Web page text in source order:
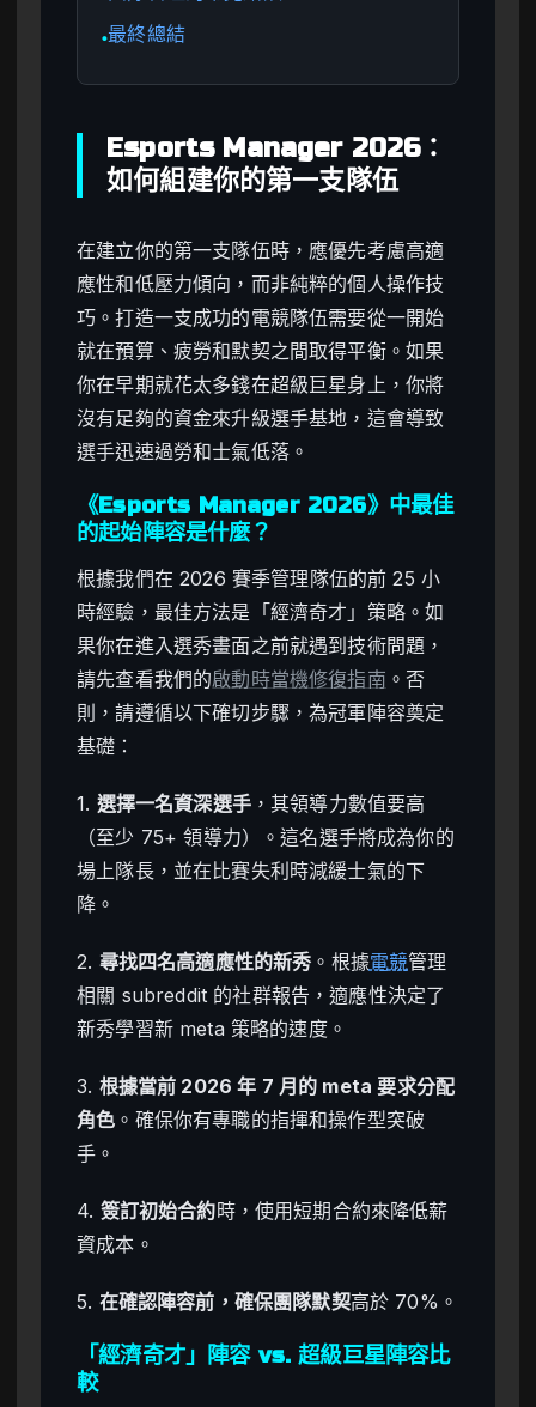
●最終總結
Esports Manager 2026：
如何組建你的第一支隊伍
在建立你的第一支隊伍時，應優先考慮高適
應性和低壓力傾向，而非純粹的個人操作技
巧。打造一支成功的電競隊伍需要從一開始
就在預算、疲勞和默契之間取得平衡。如果
你在早期就花太多錢在超級巨星身上，你將
沒有足夠的資金來升級選手基地，這會導致
選手迅速過勞和士氣低落。
《Esports Manager 2026》中最佳
的起始陣容是什麼？
根據我們在 2026 賽季管理隊伍的前 25 小
時經驗，最佳方法是「經濟奇才」策略。如
果你在進入選秀畫面之前就遇到技術問題，
請先查看我們的啟動時當機修復指南 。否
則，請遵循以下確切步驟，為冠軍陣容奠定
基礎：
1. 選擇一名資深選手，其領導力數值要高
（至少 75+ 領導力）。這名選手將成為你的
場上隊長，並在比賽失利時減緩士氣的下
降。
2. 尋找四名高適應性的新秀 。根據電競管理
相關 subreddit 的社群報告，適應性決定了
新秀學習新 meta 策略的速度。
3. 根據當前 2026 年 7 月的 meta 要求分配
角色 。確保你有專職的指揮和操作型突破
手。
4. 簽訂初始合約時，使用短期合約來降低薪
資成本。
5. 在確認陣容前，確保團隊默契高於 70%。
「經濟奇才」陣容 vs. 超級巨星陣容比
較